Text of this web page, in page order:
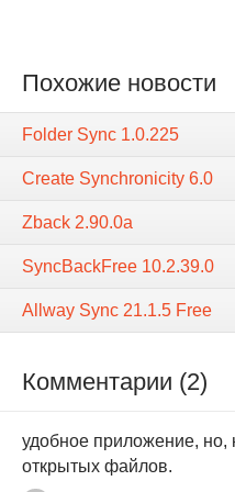
Похожие новости
Folder Sync 1.0.225
Create Synchronicity 6.0
Zback 2.90.0a
SyncBackFree 10.2.39.0
Allway Sync 21.1.5 Free
Комментарии (2)
удобное приложение, но,
открытых файлов.